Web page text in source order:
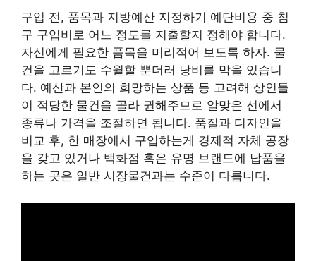
구입 전, 품목과 지방예산 지정하기 예단비용 중 침
구 구입비로 어느 정도를 지출할지 정해야 합니다.
자신에게 필요한 품목을 미리적어 보도록 하자. 물
건을 고르기도 수월할 뿐더러 낭비를 막을 있습니
다. 예산과 본인의 희망하는 상품 등 고려해 상인들
이 적당한 물건을 골라 권해주므로 알맞은 선에서
종류나 가격을 조절하면 됩니다. 품질과 디자인을
비교 후, 한 매장에서 구입하는게 경제적 자체 공장
을 갖고 있거나 백화점 혹은 유명 브랜드에 납품을
하는 곳은 일반 시장물건과는 수준이 다릅니다.